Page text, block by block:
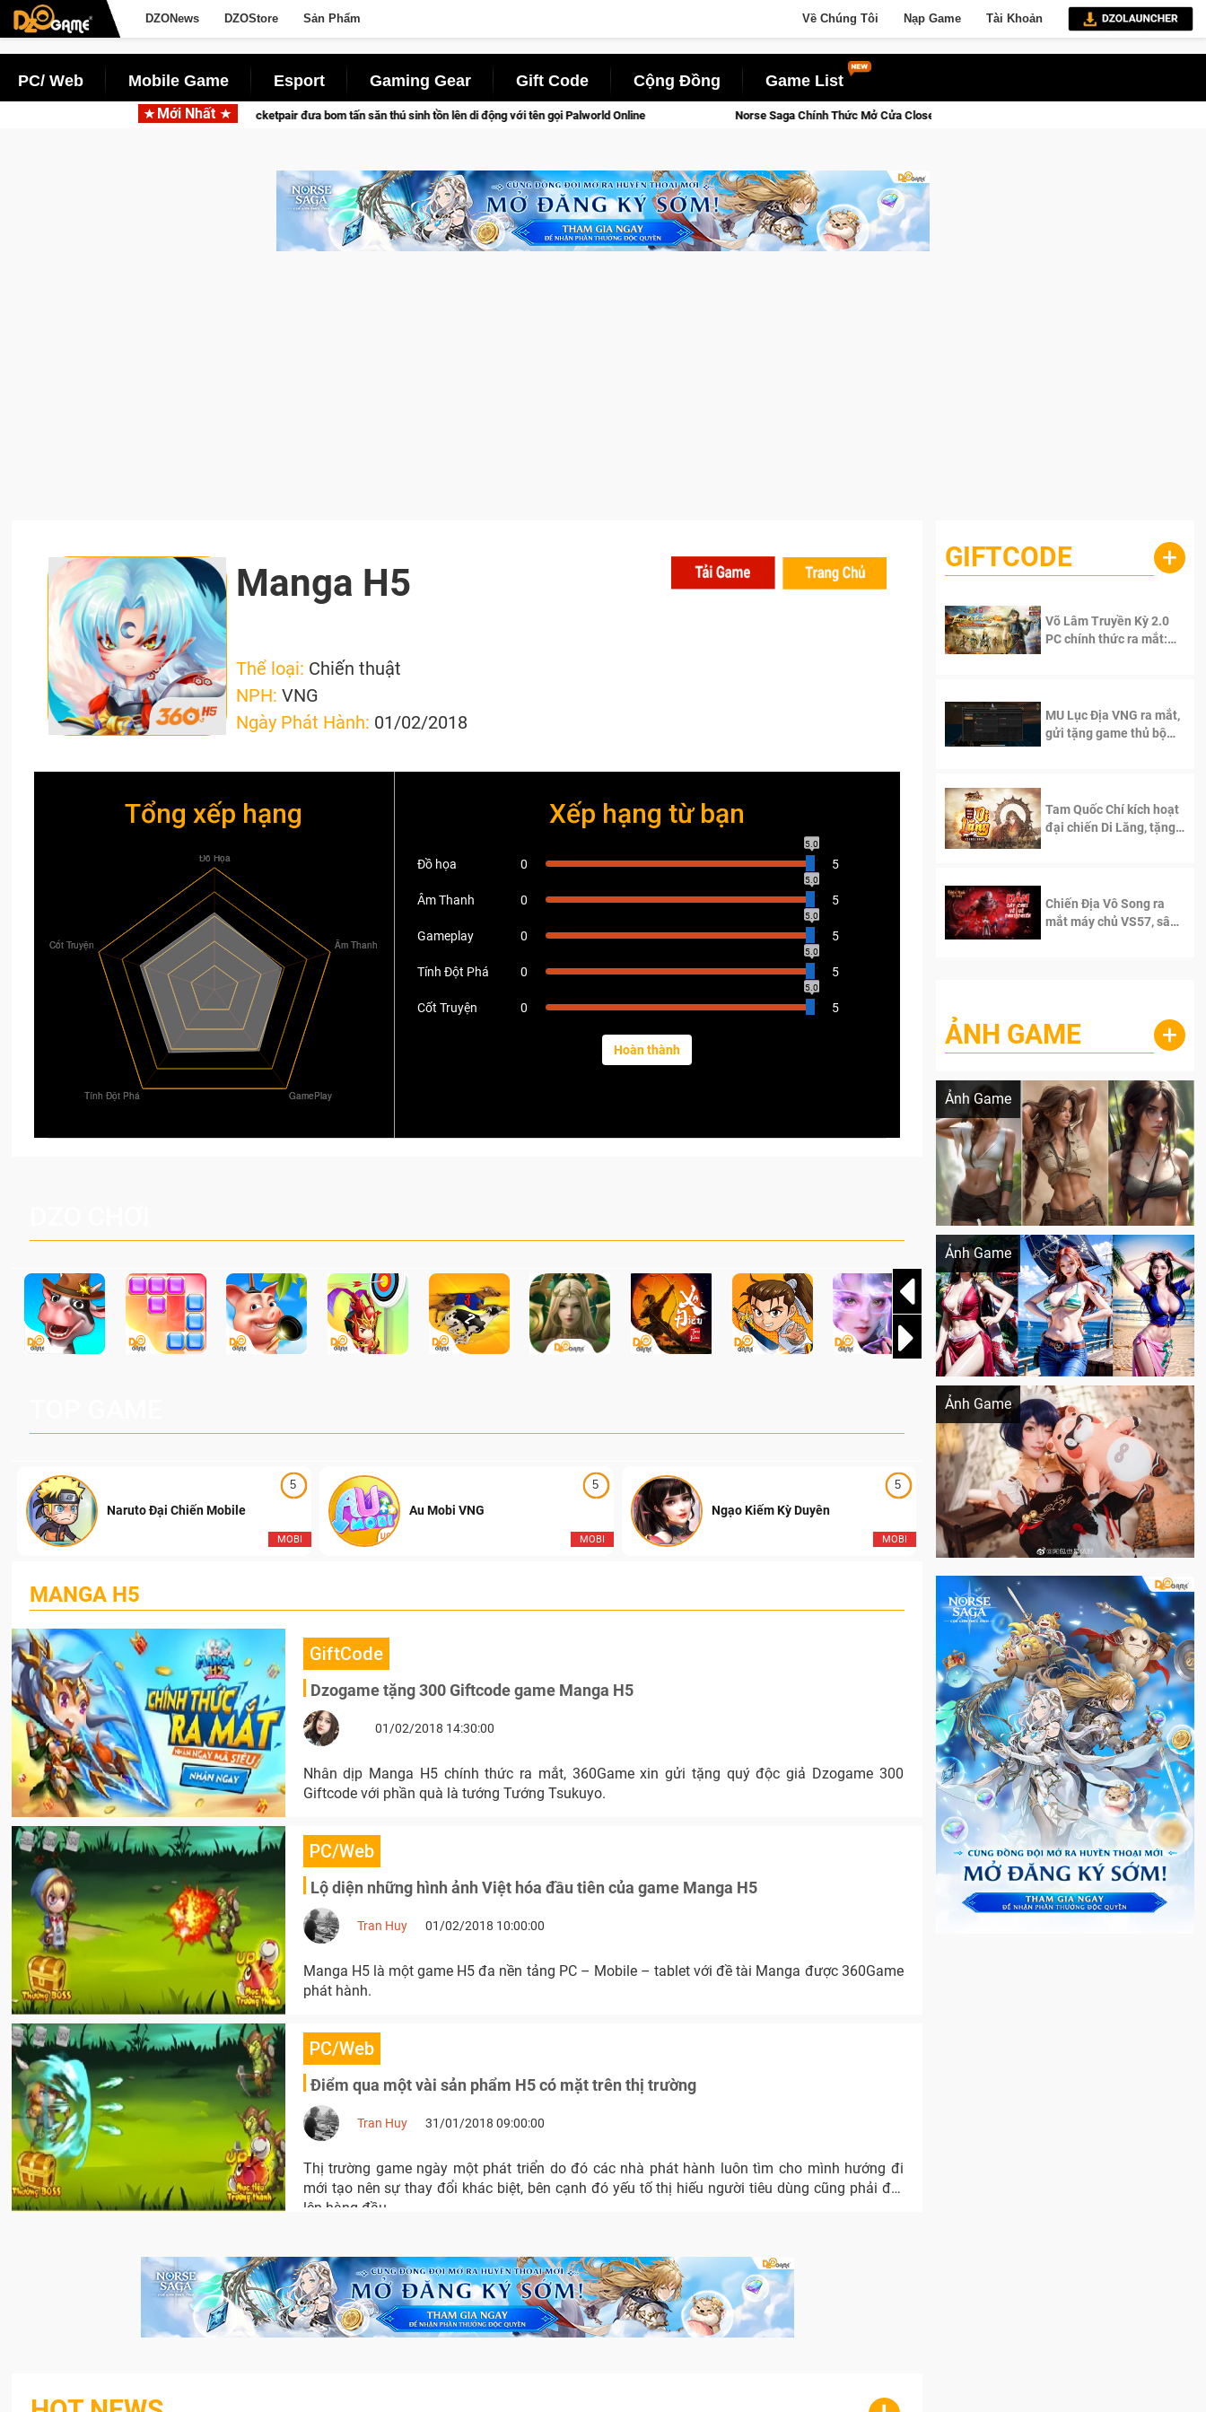
DZONews DZOStore Sản Phẩm Về Chúng Tôi Nạp Game Tài Khoản
PC/ Web Mobile Game Esport Gaming Gear Gift Code Cộng Đồng Game List
Mới Nhất
hợp tác cùng Pocketpair đưa bom tấn săn thú sinh tồn lên di động với tên gọi Palworld Online Norse Saga Chính Thức Mở Cửa Closed Beta Tại Việt Nam Từ 04 – 11/08/2026
Manga H5
Thể loại: Chiến thuật
NPH:VNG
Ngày Phát Hành: 01/02/2018
Tổng xếp hạng Xếp hạng từ bạn
Đồ họa 0
5.0
5
Âm Thanh 0
5.0
5
Gameplay 0
5.0
5
Tính Đột Phá 0
5.0
5
Cốt Truyện 0
5.0
5
5
MOBI
Naruto Đại Chiến Mobile
5
MOBI
Au Mobi VNG
5
MOBI
Ngạo Kiếm Kỳ Duyên Ngạo Thiên Mobile
MANGA H5
GiftCode
Dzogame tặng 300 Giftcode game Manga H5
01/02/2018 14:30:00
Nhân dịp Manga H5 chính thức ra mắt, 360Game xin gửi tặng quý độc giả Dzogame 300
Giftcode với phần quà là tướng Tướng Tsukuyo.
PC/Web
Lộ diện những hình ảnh Việt hóa đầu tiên của game Manga H5
Tran Huy 01/02/2018 10:00:00
Manga H5 là một game H5 đa nền tảng PC – Mobile – tablet với đề tài Manga được 360Game
phát hành.
PC/Web
Điểm qua một vài sản phẩm H5 có mặt trên thị trường
Tran Huy 31/01/2018 09:00:00
Thị trường game ngày một phát triển do đó các nhà phát hành luôn tìm cho mình hướng đi
mới tạo nên sự thay đổi khác biệt, bên cạnh đó yếu tố thị hiếu người tiêu dùng cũng phải đặt
lên hàng đầu.
GIFTCODE +
Võ Lâm Truyền Kỳ 2.0
PC chính thức ra mắt:
MU Lục Địa VNG ra mắt,
gửi tặng game thủ bộ
Tam Quốc Chí kích hoạt
đại chiến Di Lăng, tặng
Chiến Địa Vô Song ra
mắt máy chủ VS57, sân
ẢNH GAME +
Ảnh Game
Lala Croft vừa nóng vừa xinh dưới nét vẽ
Ảnh Game
Khi AI Cosplay gái đẹp One Piece
Ảnh Game
Cosplay Xiangling siêu cute